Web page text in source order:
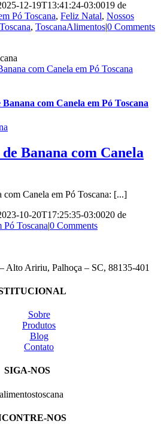
12-19T13:41:24-03:0019 de
Pó Toscana, Feliz Natal, Nossos
Toscana, ToscanaAlimentos|0 Comments
com Canela em Pó Toscana
com Canela em Pó Toscana
Banana com Canela
com Canela em Pó Toscana: [...]
10-20T17:25:35-03:0020 de
Pó Toscana|0 Comments
Alto Aririu, Palhoça – SC, 88135-401
Sobre
Produtos
Blog
Contato
SIGA-NOS
NOS